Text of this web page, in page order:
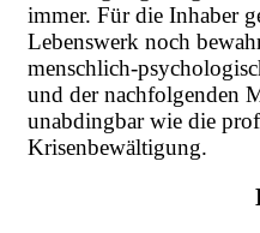
immer. Für die Inhaber
Lebenswerk noch
menschlich-
und der nachfolgenden
unabdingbar wie die
Krisenbewältigung.